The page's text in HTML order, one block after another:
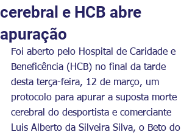
cerebral e HCB abre
apuração
Foi aberto pelo Hospital de Caridade e
Beneficência (HCB) no final da tarde
desta terça-feira, 12 de março, um
protocolo para apurar a suposta morte
cerebral do desportista e comerciante
Luis Alberto da Silveira Silva, o Beto do